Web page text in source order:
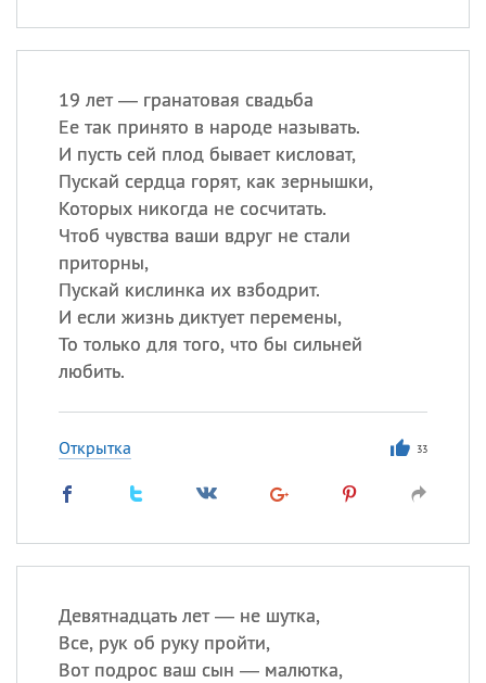
19 лет — гранатовая свадьба
Ее так принято в народе называть.
И пусть сей плод бывает кисловат,
Пускай сердца горят, как зернышки,
Которых никогда не сосчитать.
Чтоб чувства ваши вдруг не стали
приторны,
Пускай кислинка их взбодрит.
И если жизнь диктует перемены,
То только для того, что бы сильней
любить.
Открытка 33
Девятнадцать лет — не шутка,
Все, рук об руку пройти,
Вот подрос ваш сын — малютка,